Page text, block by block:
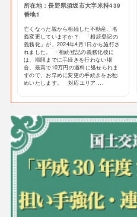
所在地：長野県須坂市大字米持439
番地1
亡くなった親から相続した不動産、名
義変更していますか？ 「相続登記の
義務化」が、2024年4月1日から施行さ
れました。 ・相続登記の義務化後に
は、期限までに手続きを行わない場
合、最高で10万円の過料に処せられま
すので、お早めに変更の手続きをお勧
めいたします。 対応エリア ...